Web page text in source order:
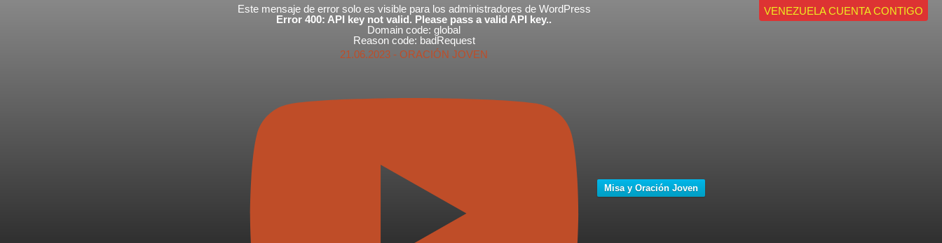
Este mensaje de error solo es visible para los administradores de WordPress
Error 400: API key not valid. Please pass a valid API key..
Domain code: global
Reason code: badRequest
21.06.2023 - ORACIÓN JOVEN
Misa y Oración Joven
VENEZUELA CUENTA CONTIGO